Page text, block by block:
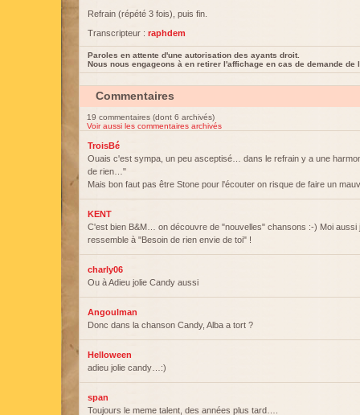
Refrain (répété 3 fois), puis fin.
Transcripteur : raphdem
Paroles en attente d'une autorisation des ayants droit.
Nous nous engageons à en retirer l'affichage en cas de demande de
Commentaires
19 commentaires (dont 6 archivés)
Voir aussi les commentaires archivés
TroisBé
Ouais c'est sympa, un peu asceptisé… dans le refrain y a une
de rien…"
Mais bon faut pas être Stone pour l'écouter on risque de faire un
KENT
C'est bien B&M… on découvre de "nouvelles" chansons :-) Moi aussi
ressemble à "Besoin de rien envie de toi" !
charly06
Ou à Adieu jolie Candy aussi
Angoulman
Donc dans la chanson Candy, Alba a tort ?
Helloween
adieu jolie candy…:)
span
Toujours le meme talent, des années plus tard….